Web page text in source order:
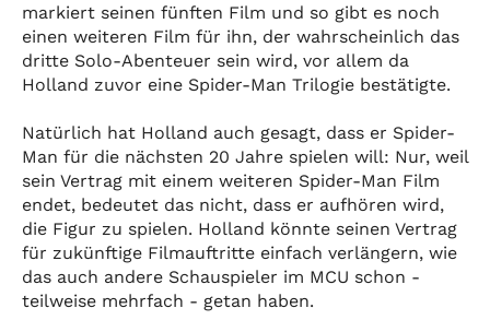
markiert seinen fünften Film und so gibt es noch
einen weiteren Film für ihn, der wahrscheinlich das
dritte Solo-Abenteuer sein wird, vor allem da
Holland zuvor eine Spider-Man Trilogie bestätigte.
Natürlich hat Holland auch gesagt, dass er Spider-
Man für die nächsten 20 Jahre spielen will: Nur, weil
sein Vertrag mit einem weiteren Spider-Man Film
endet, bedeutet das nicht, dass er aufhören wird,
die Figur zu spielen. Holland könnte seinen Vertrag
für zukünftige Filmauftritte einfach verlängern, wie
das auch andere Schauspieler im MCU schon -
teilweise mehrfach - getan haben.